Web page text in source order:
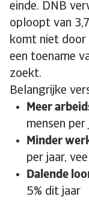
einde. DNB
oploopt van
komt niet door
een toename
zoekt.
Belangrijke
Meer
mensen
Minder
per jaar,
Dalende
5% dit jaar